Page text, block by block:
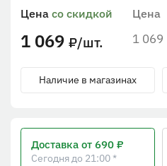
Цена
1 069
Цена со скидкой
1 069 ₽/шт.
Наличие в магазинах
Доставка от 690 ₽
Сегодня до 21:00 *